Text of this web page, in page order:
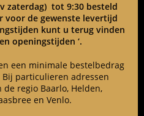
zaterdag) tot 9:30 besteld
voor de gewenste levertijd
kunt u terug vinden
openingstijden ‘.
een minimale bestelbedrag
particulieren adressen
regio Baarlo, Helden,
en Venlo.